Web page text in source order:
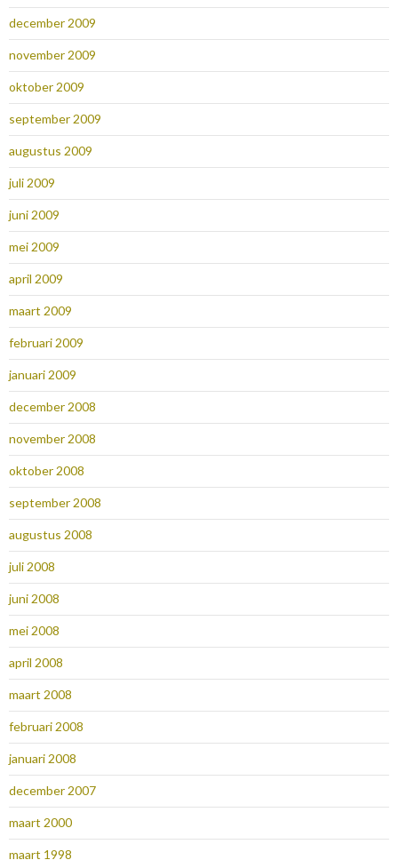
december 2009
november 2009
oktober 2009
september 2009
augustus 2009
juli 2009
juni 2009
mei 2009
april 2009
maart 2009
februari 2009
januari 2009
december 2008
november 2008
oktober 2008
september 2008
augustus 2008
juli 2008
juni 2008
mei 2008
april 2008
maart 2008
februari 2008
januari 2008
december 2007
maart 2000
maart 1998